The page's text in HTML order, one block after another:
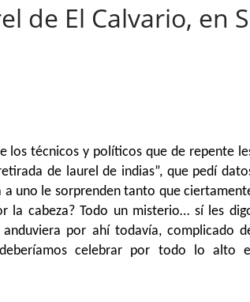
de El Calvario, en
los técnicos y políticos que de repente
de laurel de indias”, que pedí
uno le sorprenden tanto que
la cabeza? Todo un misterio… sí les
anduviera por ahí todavía, complicado
celebrar por todo lo alto